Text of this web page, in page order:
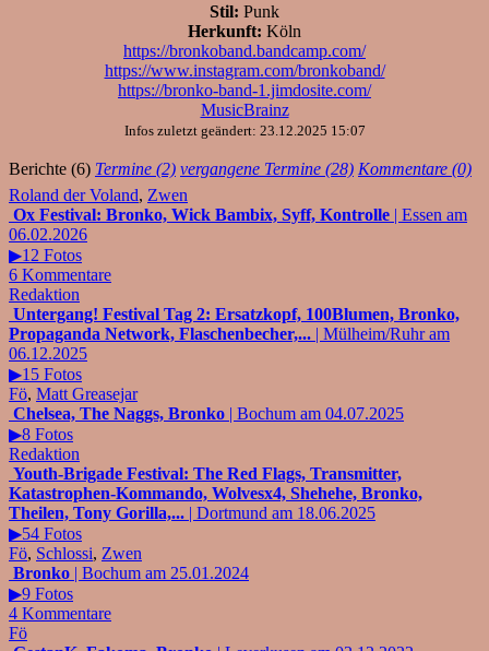
Stil: Punk
Herkunft: Köln
https://bronkoband.bandcamp.com/
https://www.instagram.com/bronkoband/
https://bronko-band-1.jimdosite.com/
MusicBrainz
Infos zuletzt geändert: 23.12.2025 15:07
Berichte (6) Termine (2) vergangene Termine (28) Kommentare (0)
Roland der Voland, Zwen
Ox Festival: Bronko, Wick Bambix, Syff, Kontrolle | Essen am
06.02.2026
▶12 Fotos
6 Kommentare
Redaktion
Untergang! Festival Tag 2: Ersatzkopf, 100Blumen, Bronko,
Propaganda Network, Flaschenbecher,... | Mülheim/Ruhr am
06.12.2025
▶15 Fotos
Fö, Matt Greasejar
Chelsea, The Naggs, Bronko | Bochum am 04.07.2025
▶8 Fotos
Redaktion
Youth-Brigade Festival: The Red Flags, Transmitter,
Katastrophen-Kommando, Wolvesx4, Shehehe, Bronko,
Theilen, Tony Gorilla,... | Dortmund am 18.06.2025
▶54 Fotos
Fö, Schlossi, Zwen
Bronko | Bochum am 25.01.2024
▶9 Fotos
4 Kommentare
Fö